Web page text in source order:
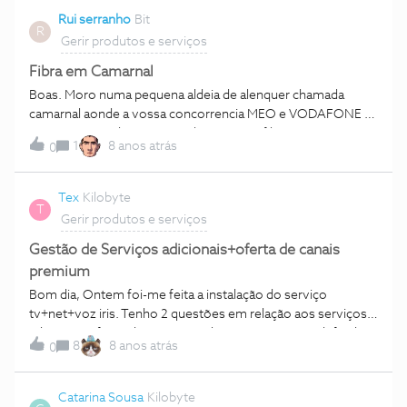
onde não dá para fazer instalação por cabo, apenas por
satélite. O técnico no momento disse-me logo que não er
R
Rui serranho Bit
Gerir produtos e serviços
Fibra em Camarnal
Boas. Moro numa pequena aldeia de alenquer chamada
camarnal aonde a vossa concorrencia MEO e VODAFONE .
pergunto quando a NOS cá chega com a fibra . porque
gostava de manter na NOS
0 1 8 anos atrás
T
Tex Kilobyte
Gerir produtos e serviços
Gestão de Serviços adicionais+oferta de canais
premium
Bom dia, Ontem foi-me feita a instalação do serviço
tv+net+voz iris. Tenho 2 questões em relação aos serviços
adicionais oferecidos: 1- Os pack canais já vêm predefinidos
e não me permite alterar na área de cliente e na box, qdo me
foi informado que após a instalação o podia fazer. 2- Foi-me
oferecido canais premium, que não ficaram ativos, como
0 8 8 anos atrás
Catarina Sousa Kilobyte